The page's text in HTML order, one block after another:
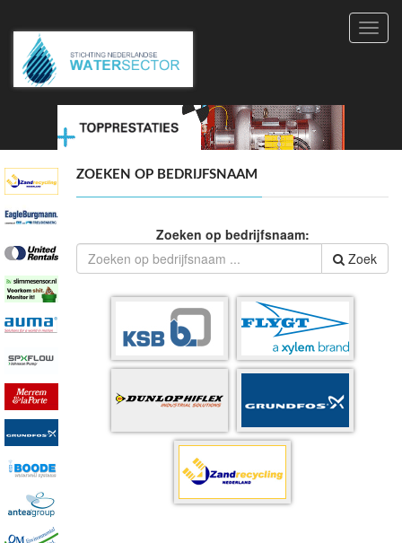
ZOEKEN OP BEDRIJFSNAAM
Zoeken op bedrijfsnaam:
Zoek